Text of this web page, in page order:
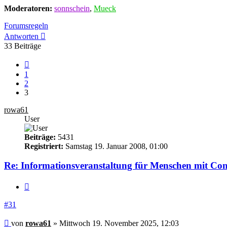
Moderatoren: sonnschein, Mueck
Forumsregeln
Antworten
33 Beiträge
1
2
3
rowa61
User
Beiträge: 5431
Registriert: Samstag 19. Januar 2008, 01:00
Re: Informationsveranstaltung für Menschen mit
#31
Beitrag
von rowa61 » Mittwoch 19. November 2025, 12:03